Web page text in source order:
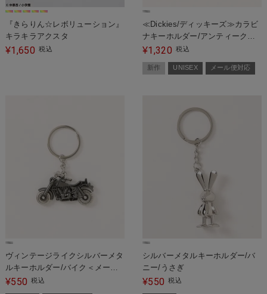
『きらりん☆レボリューション』
キラキラアクスタ
¥1,650 税込
≪Dickies/ディッキーズ≫カラビ
ナキーホルダー/アンティークシ
ルバー＜メール便対応＞
¥1,320 税込
新作 UNISEX メール便対応
ヴィンテージライクシルバーメタ
ルキーホルダー/バイク＜メール
便対応＞
¥550 税込
シルバーメタルキーホルダー/バ
ニー/うさぎ
¥550 税込